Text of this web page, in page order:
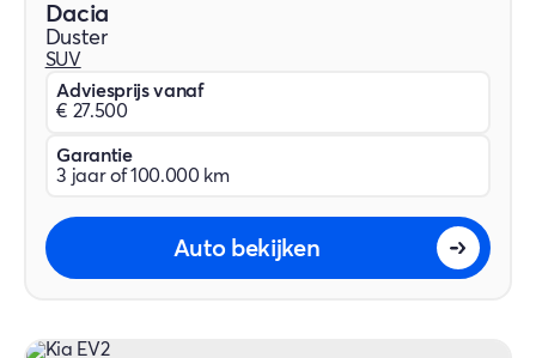
Dacia
Duster
SUV
Adviesprijs vanaf
€ 27.500
Garantie
3 jaar of 100.000 km
Auto bekijken